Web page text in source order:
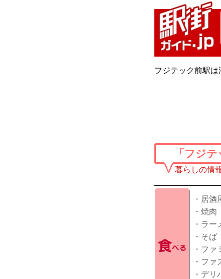
フジテック前駅は
「フジ
暮らしの情
・居酒
・焼肉
・ラー
・そば
・ファ
・ファ
・デリ